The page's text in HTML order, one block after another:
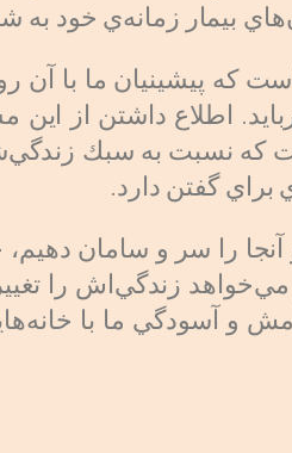
بيمار زمانه‌ي خود به
پيشينيان ما با آن
اطلاع داشتن از اين
كه نسبت به سبك
گفتن دارد.
آنجا را سر و سامان
زندگي‌اش را
و آسودگي ما با